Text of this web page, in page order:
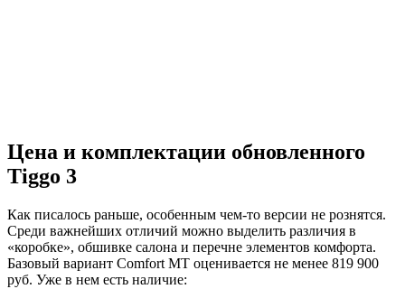
Цена и комплектации обновленного
Tiggo 3
Как писалось раньше, особенным чем-то версии не рознятся.
Среди важнейших отличий можно выделить различия в
«коробке», обшивке салона и перечне элементов комфорта.
Базовый вариант Comfort MT оценивается не менее 819 900
руб. Уже в нем есть наличие: